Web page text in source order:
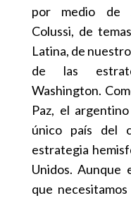
por medio de
Colussi, de
Latina, de
de las
Washington.
Paz, el
único país del
estrategia
Unidos. Aunque
que